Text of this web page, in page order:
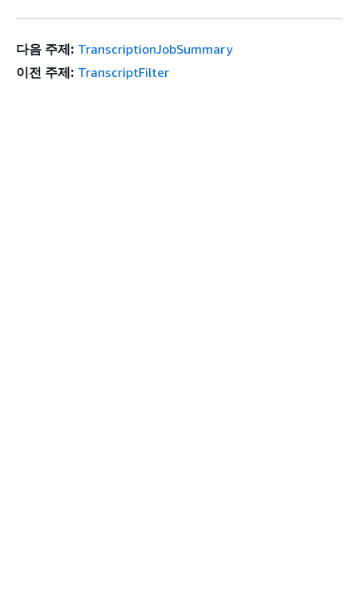
다음 주제: TranscriptionJobSummary
이전 주제: TranscriptFilter